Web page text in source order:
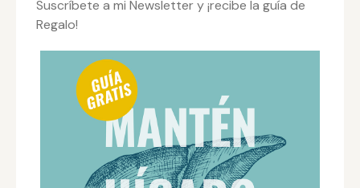
Suscríbete a mi Newsletter y ¡recibe la guía de
Regalo!